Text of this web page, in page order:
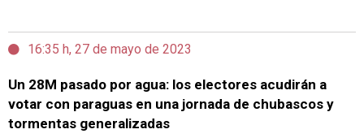
16:35 h, 27 de mayo de 2023
Un 28M pasado por agua: los electores acudirán a
votar con paraguas en una jornada de chubascos y
tormentas generalizadas